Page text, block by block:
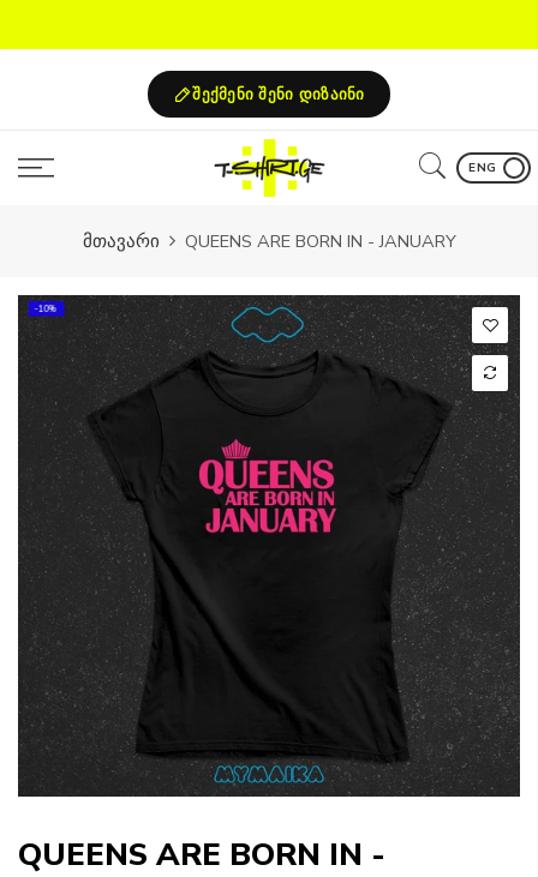
შექმენი შენი დიზაინი
ENG
მთავარი QUEENS ARE BORN IN - JANUARY
-10%
QUEENS ARE BORN IN -